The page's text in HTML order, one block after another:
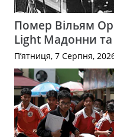
Помер Вільям
Light Мадонни та
П’ятниця, 7 Серпня,